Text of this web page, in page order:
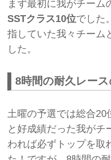
まず最初に我がチーム
SSTクラス10位でした
指していた我々チーム
した。
8時間の耐久レース
土曜の予選では総合20
と好成績だった我がチ
われば必ずトップを取